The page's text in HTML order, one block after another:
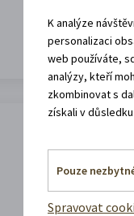
K analýze
personalizaci
web používáte,
analýzy, kteří
zkombinovat s
získali v
Pouze
Spravovat